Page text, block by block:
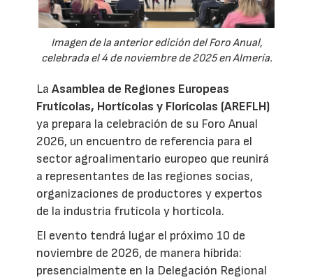
Imagen de la anterior edición del Foro Anual,
celebrada el 4 de noviembre de 2025 en Almería.
LaAsamblea de Regiones Europeas
Frutícolas, Hortícolas y Florícolas (AREFLH)
ya prepara la celebración de su Foro Anual
2026, un encuentro de referencia para el
sector agroalimentario europeo que reunirá
a representantes de las regiones socias,
organizaciones de productores y expertos
de la industria frutícola y hortícola.
El evento tendrá lugar el próximo 10 de
noviembre de 2026, de manera híbrida:
presencialmente en la Delegación Regional